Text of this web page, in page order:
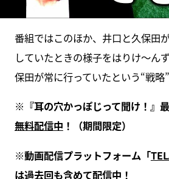
番組ではこのほか、井口と久保田
していたときの様子をはりけ～ん
保田が常に行っていたという“戦略
※『耳の穴かっぽじって聞け！』最
無料配信中 ！（期間限定）
※動画配信プラットフォーム「
は過去回も含めて配信中！